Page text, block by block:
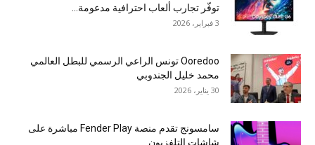
توفّر تجارب ألعاب احترافية مدعومة...
3 فبراير، 2026
Ooredoo تونس الراعي الرسمي للبطل العالمي
محمد خليل الجندوبي
30 يناير، 2026
سامسونج تقدم منصة Fender Play مباشرة على
شاشات التلفزيون